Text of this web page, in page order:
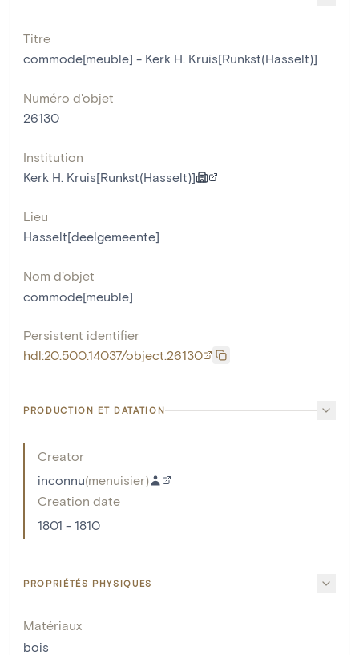
Titre
commode[meuble] - Kerk H. Kruis[Runkst(Hasselt)]
Numéro d'objet
26130
Institution
Kerk H. Kruis[Runkst(Hasselt)]
Lieu
Hasselt[deelgemeente]
Nom d'objet
commode[meuble]
Persistent identifier
hdl:20.500.14037/object.26130
PRODUCTION ET DATATION
Creator
inconnu(menuisier)
Creation date
1801 - 1810
PROPRIÉTÉS PHYSIQUES
Matériaux
bois